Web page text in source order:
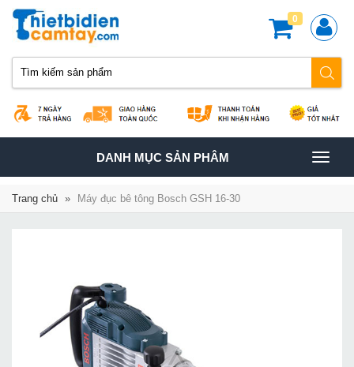
0
TOGGLE
NAVIGATION
DANH MỤC SẢN PHÂM
Trang chủ » Máy đục bê tông Bosch GSH 16-30